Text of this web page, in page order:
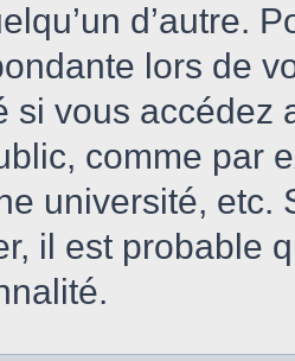
d’autre.
lors de
si vous accédez
comme par
université, etc.
il est probable